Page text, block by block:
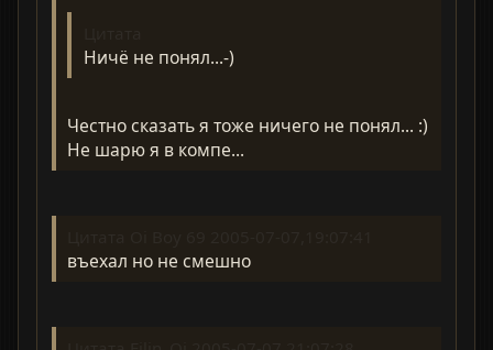
Ничё не понял...-)
Честно сказать я тоже ничего не понял... :)
Не шарю я в компе...
въехал но не смешно